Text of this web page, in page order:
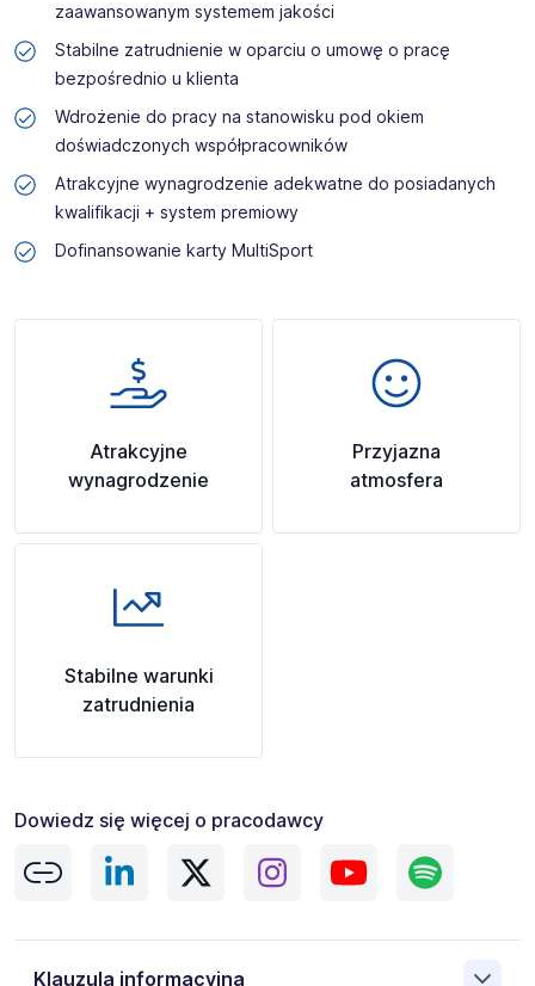
zaawansowanym systemem jakości
Stabilne zatrudnienie w oparciu o umowę o pracę
bezpośrednio u klienta
Wdrożenie do pracy na stanowisku pod okiem
doświadczonych współpracowników
Atrakcyjne wynagrodzenie adekwatne do posiadanych
kwalifikacji + system premiowy
Dofinansowanie karty MultiSport
Atrakcyjne
wynagrodzenie
Przyjazna
atmosfera
Stabilne warunki
zatrudnienia
Dowiedz się więcej o pracodawcy
Klauzula informacyjna